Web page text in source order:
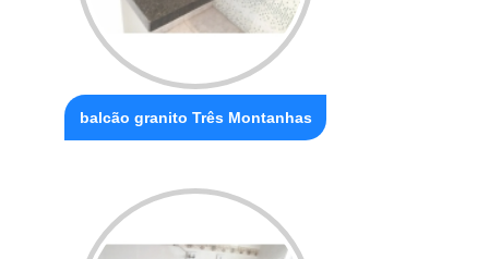
balcão granito Três Montanhas